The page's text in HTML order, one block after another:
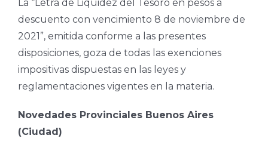
La “Letra de Liquidez del Tesoro en pesos a
descuento con vencimiento 8 de noviembre de
2021”, emitida conforme a las presentes
disposiciones, goza de todas las exenciones
impositivas dispuestas en las leyes y
reglamentaciones vigentes en la materia.
Novedades Provinciales Buenos Aires
(Ciudad)